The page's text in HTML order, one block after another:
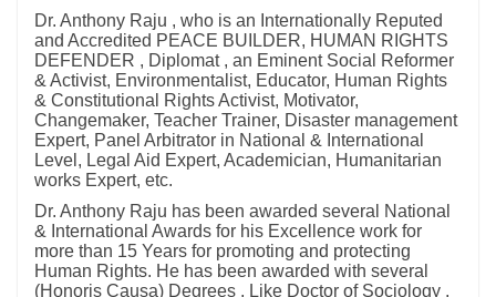
Dr. Anthony Raju , who is an Internationally Reputed
and Accredited PEACE BUILDER, HUMAN RIGHTS
DEFENDER , Diplomat , an Eminent Social Reformer
& Activist, Environmentalist, Educator, Human Rights
& Constitutional Rights Activist, Motivator,
Changemaker, Teacher Trainer, Disaster management
Expert, Panel Arbitrator in National & International
Level, Legal Aid Expert, Academician, Humanitarian
works Expert, etc.
Dr. Anthony Raju has been awarded several National
& International Awards for his Excellence work for
more than 15 Years for promoting and protecting
Human Rights. He has been awarded with several
(Honoris Causa) Degrees , Like Doctor of Sociology ,